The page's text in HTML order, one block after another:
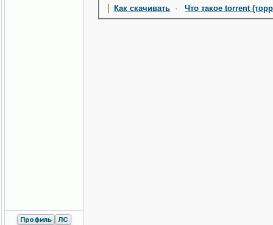
Как скачивать ·Что такое torrent
Профиль ЛС